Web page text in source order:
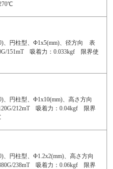
、円柱型、Φ1x5(mm)、径方向 表
151mT 吸着力：0.033kgf 限界使
、円柱型、Φ1x10(mm)、高さ方向
212mT 吸着力：0.04kgf 限界
、円柱型、Φ1.2x2(mm)、高さ方向
238mT 吸着力：0.06kgf 限界